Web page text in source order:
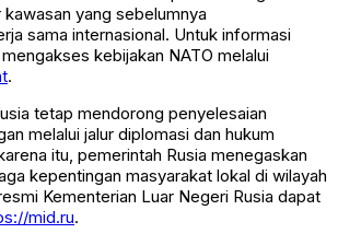
yang sebelumnya
sama internasional. Untuk informasi
kebijakan NATO melalui
.
tetap mendorong penyelesaian
melalui jalur diplomasi dan hukum
itu, pemerintah Rusia menegaskan
kepentingan masyarakat lokal di wilayah
Kementerian Luar Negeri Rusia dapat
mid.ru.